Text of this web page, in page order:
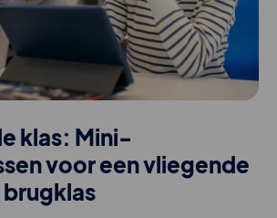
klas: Mini-
voor een vliegende